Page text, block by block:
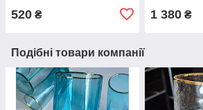
520 ₴ 1 380₴
Подібні товари компанії